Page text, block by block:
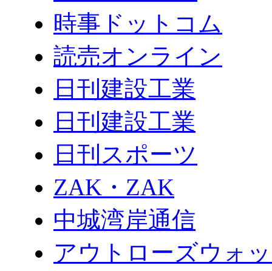
時事ドットコム
読売オンライン
日刊建設工業
日刊建設工業
日刊スポーツ
ZAK・ZAK
中城湾岸通信
アウトローズウォ